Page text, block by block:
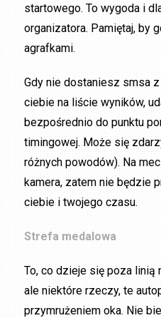
startowego. To wygoda i
organizatora. Pamiętaj, by
agrafkami.
Gdy nie dostaniesz smsa
ciebie na liście wyników,
bezpośrednio do punktu
timingowej. Może się
różnych powodów). Na
kamera, zatem nie będzie
ciebie i twojego czasu.
Strefa medalowa
To, co dzieje się poza linią
ale niektóre rzeczy, te
przymrużeniem oka. Nie